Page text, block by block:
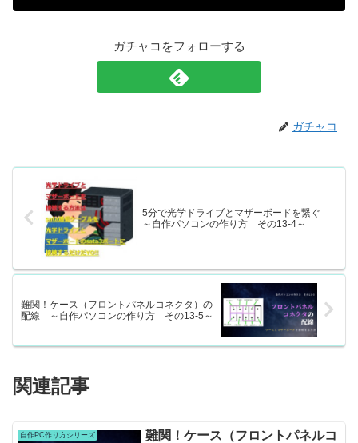
ガチャコをフォローする
ガチャコ
5分で光学ドライブとマザーボードを繋ぐ
～自作パソコンの作り方 その13-4～
難関！ケース（フロントパネルコネクタ）の
配線 ～自作パソコンの作り方 その13-5～
関連記事
自作PC作り方シリーズ
難関！ケース（フロントパネルコ